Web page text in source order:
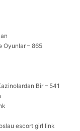
Oyunlar – 865
Bir – 541
escort girl link